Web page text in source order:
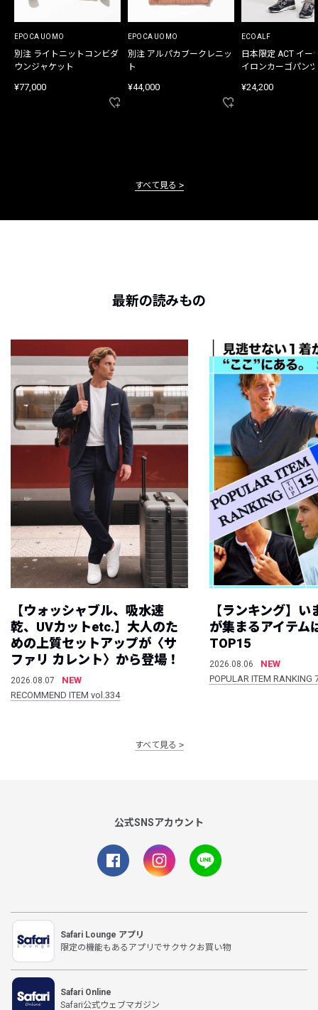
EPOCA UOMO
別注 ライトニットコンビダ
ウンジャケット
¥77,000
EPOCA UOMO
別注 アルパカブークレニッ
ト
¥44,000
ECOALF
日本限定 ACT イー
イロンカーゴパンツ
¥24,200
すべて見る
最新の読みもの
【ウォッシャブル、吸水速
乾、UVカットetc.】大人のた
めの上質セットアップが〈サ
ファリ カレント〉から登場！
2026.08.07
NEW
RECOMMEND ITEM vol.334
【ランキング】
が集まるアイテム
TOP15
2026.08.06
NEW
POPULAR ITEM
すべて見る
公式SNSアカウント
Safari Lounge アプリ
限定の機能もあるアプリでサクサクお買い物
Safari Online
Safari公式ウェブマガジン